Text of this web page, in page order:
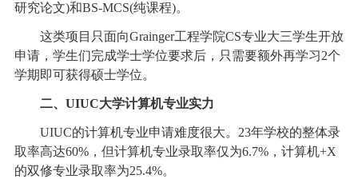
研究论文)和BS-MCS(纯课程)。
这类项目只面向Grainger工程学院CS专业大三学生开放
申请，学生们完成学士学位要求后，只需要额外再学习2个
学期即可获得硕士学位。
二、UIUC大学计算机专业实力
UIUC的计算机专业申请难度很大。23年学校的整体录
取率高达60%，但计算机专业录取率仅为6.7%，计算机+X
的双修专业录取率为25.4%。